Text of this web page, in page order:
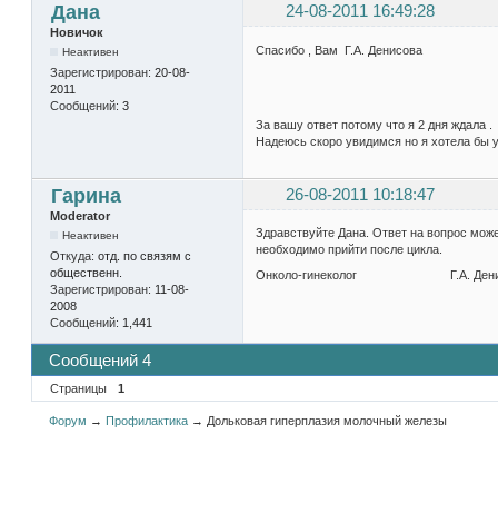
Дана 24-08-2011 16:49:28
Новичок
Неактивен
Зарегистрирован: 20-08-
2011
Сообщений: 3
Спасибо , Вам Г.А. Денисова
За вашу ответ потому что я 2 дня ждала .
Надеюсь скоро увидимся но я хотела бы
Гарина 26-08-2011 10:18:47
Moderator
Неактивен
Откуда: отд. по связям с
общественн.
Зарегистрирован: 11-08-
2008
Сообщений: 1,441
Здравствуйте Дана. Ответ на вопрос
необходимо прийти после цикла.
Онколо-гинеколог Г.А.
Сообщений 4
Страницы 1
Форум → Профилактика → Дольковая гиперплазия молочный железы